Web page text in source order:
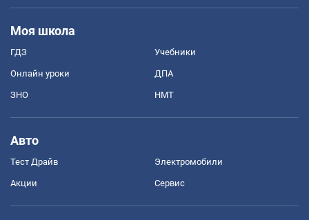
Моя школа
ГДЗ Учебники
Онлайн уроки ДПА
ЗНО НМТ
Авто
Тест Драйв Электромобили
Акции Сервис